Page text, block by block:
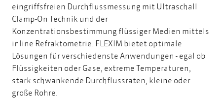
eingriffsfreien Durchflussmessung mit Ultraschall
Clamp-On Technik und der
Konzentrationsbestimmung flüssiger Medien mittels
inline Refraktometrie. FLEXIM bietet optimale
Lösungen für verschiedenste Anwendungen - egal ob
Flüssigkeiten oder Gase, extreme Temperaturen,
stark schwankende Durchflussraten, kleine oder
große Rohre.